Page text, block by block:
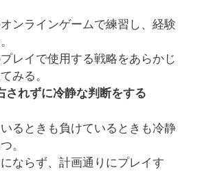
ンラインゲームで練習し、経験
レイで使用する戦略をあらかじ
みる。
されずに冷静な判断をする
るときも負けているときも冷静
。
ならず、計画通りにプレイす